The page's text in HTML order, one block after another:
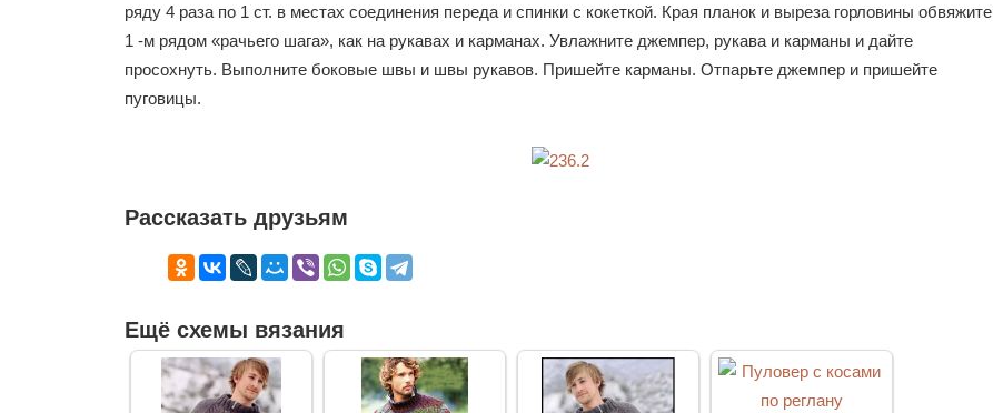
ряду 4 раза по 1 ст. в местах соединения переда и спинки с кокеткой. Края планок и выреза горловины обвяжите
1 -м рядом «рачьего шага», как на рукавах и карманах. Увлажните джемпер, рукава и карманы и дайте
просохнуть. Выполните боковые швы и швы рукавов. Пришейте карманы. Отпарьте джемпер и пришейте
пуговицы.
Рассказать друзьям
Ещё схемы вязания